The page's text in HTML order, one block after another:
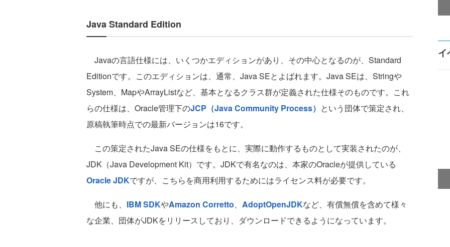
Java Standard Edition
Javaの言語仕様には、いくつかエディションがあり、その中心となるのが、Standard
Editionです。このエディションは、通常、Java SEとよばれます。Java SEは、Stringや
System、MapやArrayListなど、基本となるクラス群が定義された仕様そのものです。これ
らの仕様は、Oracle管理下のJCP（Java Community Process） という団体で策定され、
原稿執筆時点での最新バージョンは16です。
この策定されたJava SEの仕様をもとに、実際に動作するものとして実装されたのが、
JDK（Java Development Kit）です。JDKで有名なのは、本家のOracleが提供している
Oracle JDKですが、こちらを商用利用するためにはライセンス料が必要です。
他にも、 IBM SDKやAmazon Corretto、 AdoptOpenJDKなど、有償無償を含めて様々
な企業、団体がJDKをリリースしており、ダウンロードできるようになっています。
イ